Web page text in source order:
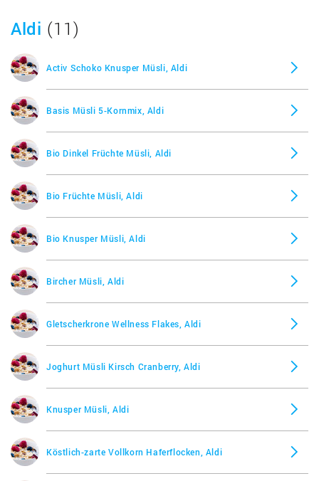
Aldi (11)
Activ Schoko Knusper Müsli, Aldi
Basis Müsli 5-Kornmix, Aldi
Bio Dinkel Früchte Müsli, Aldi
Bio Früchte Müsli, Aldi
Bio Knusper Müsli, Aldi
Bircher Müsli, Aldi
Gletscherkrone Wellness Flakes, Aldi
Joghurt Müsli Kirsch Cranberry, Aldi
Knusper Müsli, Aldi
Köstlich-zarte Vollkorn Haferflocken, Aldi